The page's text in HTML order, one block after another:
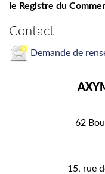
le Registre du
Contact
Demande de
62
15, rue